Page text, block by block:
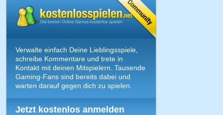
Verwalte einfach Deine Lieblingsspiele,
schreibe Kommentare und trete in
Kontakt mit deinen Mitspielern. Tausende
Gaming-Fans sind bereits dabei und
warten darauf gegen dich zu spielen.
Jetzt kostenlos anmelden